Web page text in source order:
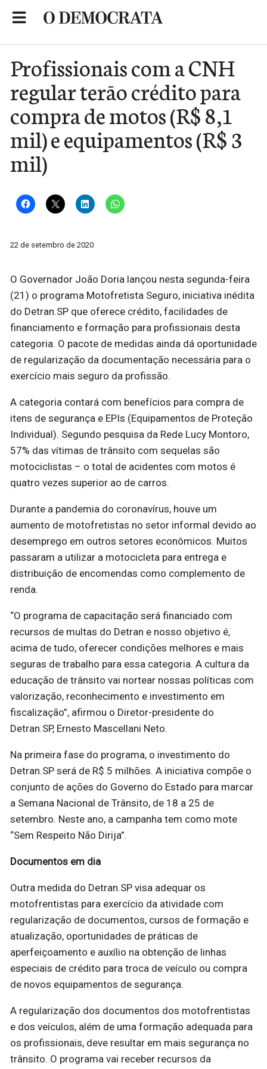
Profissionais com a CNH
regular terão crédito para
compra de motos (R$ 8,1
mil) e equipamentos (R$ 3
mil)
22 de setembro de 2020
O Governador João Doria lançou nesta segunda-feira
(21) o programa Motofretista Seguro, iniciativa inédita
do Detran.SP que oferece crédito, facilidades de
financiamento e formação para profissionais desta
categoria. O pacote de medidas ainda dá oportunidade
de regularização da documentação necessária para o
exercício mais seguro da profissão.
A categoria contará com benefícios para compra de
itens de segurança e EPIs (Equipamentos de Proteção
Individual). Segundo pesquisa da Rede Lucy Montoro,
57% das vítimas de trânsito com sequelas são
motociclistas – o total de acidentes com motos é
quatro vezes superior ao de carros.
Durante a pandemia do coronavírus, houve um
aumento de motofretistas no setor informal devido ao
desemprego em outros setores econômicos. Muitos
passaram a utilizar a motocicleta para entrega e
distribuição de encomendas como complemento de
renda.
“O programa de capacitação será financiado com
recursos de multas do Detran e nosso objetivo é,
acima de tudo, oferecer condições melhores e mais
seguras de trabalho para essa categoria. A cultura da
educação de trânsito vai nortear nossas políticas com
valorização, reconhecimento e investimento em
fiscalização”, afirmou o Diretor-presidente do
Detran.SP, Ernesto Mascellani Neto.
Na primeira fase do programa, o investimento do
Detran.SP será de R$ 5 milhões. A iniciativa compõe o
conjunto de ações do Governo do Estado para marcar
a Semana Nacional de Trânsito, de 18 a 25 de
setembro. Neste ano, a campanha tem como mote
“Sem Respeito Não Dirija”.
Documentos em dia
Outra medida do Detran.SP visa adequar os
motofrentistas para exercício da atividade com
regularização de documentos, cursos de formação e
atualização, oportunidades de práticas de
aperfeiçoamento e auxílio na obtenção de linhas
especiais de crédito para troca de veículo ou compra
de novos equipamentos de segurança.
A regularização dos documentos dos motofrentistas
e dos veículos, além de uma formação adequada para
os profissionais, deve resultar em mais segurança no
trânsito. O programa vai receber recursos da